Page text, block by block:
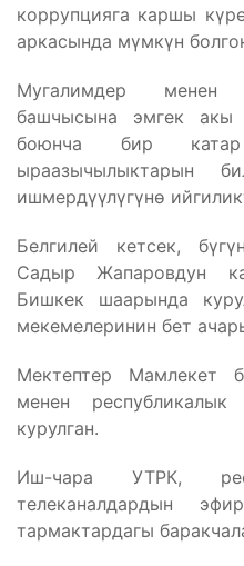
коррупцияга каршы
аркасында мүмкүн
Мугалимдер менен
башчысына эмгек акы
боюнча бир
ыраазычылыктарын
ишмердүүлүгүнө
Белгилей кетсек,
Садыр Жапаровдун
Бишкек шаарында
мекемелеринин бет
Мектептер Мамлекет
менен
курулган.
Иш-чара УТРК,
телеканалдардын
тармактардагы